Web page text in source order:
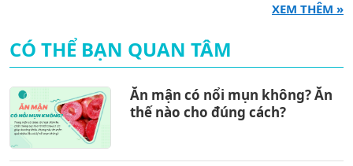
XEM THÊM »
CÓ THỂ BẠN QUAN TÂM
Ăn mận có nổi mụn không? Ăn
thế nào cho đúng cách?